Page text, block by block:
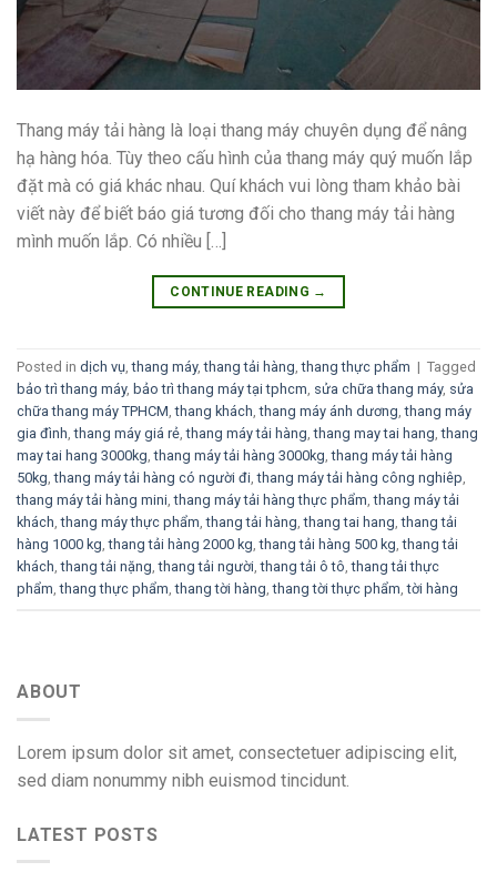
Thang máy tải hàng là loại thang máy chuyên dụng để nâng
hạ hàng hóa. Tùy theo cấu hình của thang máy quý muốn lắp
đặt mà có giá khác nhau. Quí khách vui lòng tham khảo bài
viết này để biết báo giá tương đối cho thang máy tải hàng
mình muốn lắp. Có nhiều […]
CONTINUE READING →
Posted in dịch vụ,thang máy,thang tải hàng,thang thực phẩm | Tagged
bảo trì thang máy, bảo trì thang máy tại tphcm, sửa chữa thang máy, sửa
chữa thang máy TPHCM,thang khách,thang máy ánh dương,thang máy
gia đình,thang máy giá rẻ,thang máy tải hàng,thang may tai hang,thang
may tai hang 3000kg,thang máy tải hàng 3000kg,thang máy tải hàng
50kg,thang máy tải hàng có người đi,thang máy tải hàng công nghiêp,
thang máy tải hàng mini,thang máy tải hàng thực phẩm,thang máy tải
khách,thang máy thực phẩm,thang tải hàng,thang tai hang,thang tải
hàng 1000 kg,thang tải hàng 2000 kg,thang tải hàng 500 kg,thang tải
khách,thang tải nặng,thang tải người,thang tải ô tô,thang tải thực
phẩm,thang thực phẩm,thang tời hàng,thang tời thực phẩm,tời hàng
ABOUT
Lorem ipsum dolor sit amet, consectetuer adipiscing elit,
sed diam nonummy nibh euismod tincidunt.
LATEST POSTS